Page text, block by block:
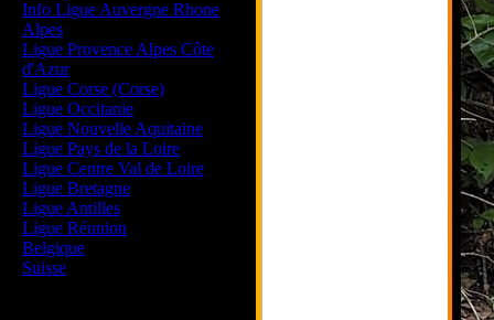
Info Ligue Auvergne Rhone
Alpes
Ligue Provence Alpes Côte
d'Azur
Ligue Corse (Corse)
Ligue Occitanie
Ligue Nouvelle Aquitaine
Ligue Pays de la Loire
Ligue Centre Val de Loire
Ligue Bretagne
Ligue Antilles
Ligue Réunion
Belgique
Suisse